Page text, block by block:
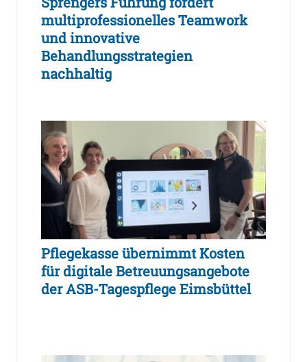
multiprofessionelles Teamwork
und innovative
Behandlungsstrategien
nachhaltig
Pflegekasse übernimmt Kosten
für digitale Betreuungsangebote
der ASB-Tagespflege Eimsbüttel